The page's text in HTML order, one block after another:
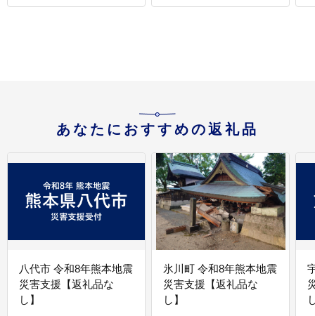
原 鹿沢 バラギ 北軽井沢
鹿沢 バラギ 北軽井沢 エ
あなたにおすすめの返礼品
八代市 令和8年熊本地震
災害支援【返礼品な
し】
氷川町 令和8年熊本地震
災害支援【返礼品な
し】